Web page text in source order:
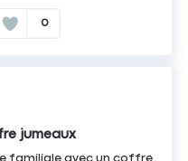
0
jumeaux
familiale avec un coffre